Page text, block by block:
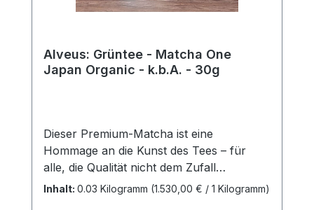
Alveus: Grüntee - Matcha One
Japan Organic - k.b.A. - 30g
Dieser Premium-Matcha ist eine
Hommage an die Kunst des Tees – für
alle, die Qualität nicht dem Zufall
überlassen.Geschmacksvielfalt in ihrer
Inhalt: 0.03 Kilogramm (1.530,00 € / 1 Kilogramm)